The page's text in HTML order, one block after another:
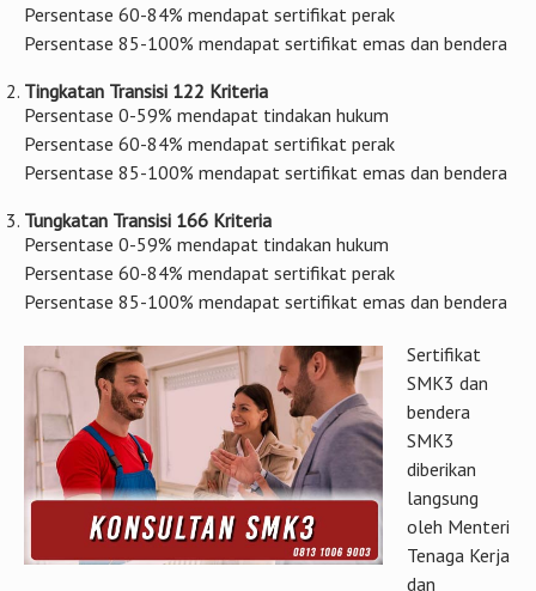
Persentase 60-84% mendapat sertifikat perak
Persentase 85-100% mendapat sertifikat emas dan bendera
Tingkatan Transisi 122 Kriteria
Persentase 0-59% mendapat tindakan hukum
Persentase 60-84% mendapat sertifikat perak
Persentase 85-100% mendapat sertifikat emas dan bendera
Tungkatan Transisi 166 Kriteria
Persentase 0-59% mendapat tindakan hukum
Persentase 60-84% mendapat sertifikat perak
Persentase 85-100% mendapat sertifikat emas dan bendera
Sertifikat
SMK3 dan
bendera
SMK3
diberikan
langsung
oleh Menteri
Tenaga Kerja
dan